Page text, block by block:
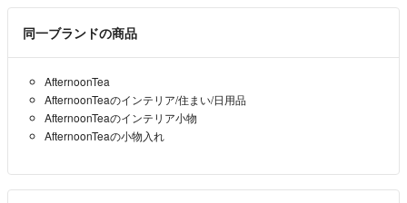
同一ブランドの商品
AfternoonTea
AfternoonTeaのインテリア/住まい/日用品
AfternoonTeaのインテリア小物
AfternoonTeaの小物入れ